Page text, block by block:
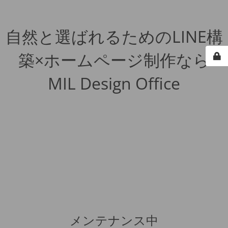
自然と選ばれるためのLINE構
築×ホームページ制作なら
MIL Design Office
メンテナンス中